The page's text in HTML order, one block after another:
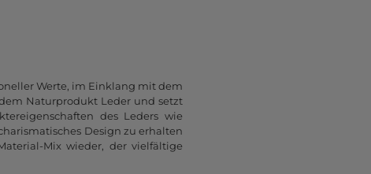
Werte, im Einklang mit dem
Naturprodukt Leder und setzt
des Leders wie
Design zu erhalten
Mix wieder, der vielfältige